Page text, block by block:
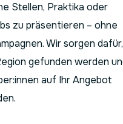
Stellen, Praktika oder
zu präsentieren – ohne
Wir sorgen dafür,
gefunden werden
auf Ihr Angebot